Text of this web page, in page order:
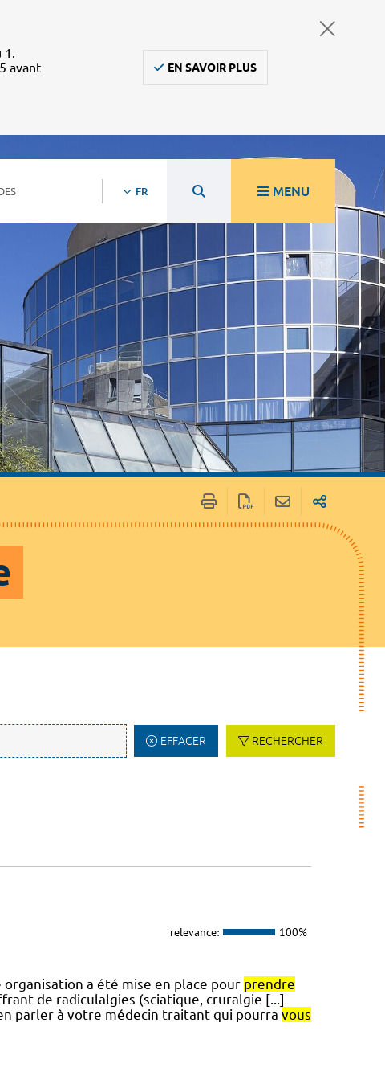
1.
avant
EN SAVOIR PLUS
FR MENU
EFFACER RECHERCHER
relevance: 100%
a été mise en place pour prendre
de radiculalgies (sciatique, cruralgie [...]
parler à votre médecin traitant qui pourra vous